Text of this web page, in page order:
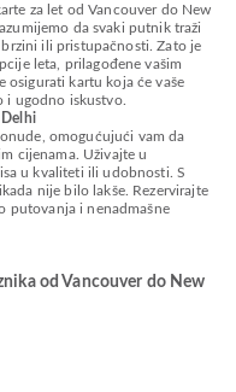
za let od Vancouver do New
da svaki putnik traži
ili pristupačnosti. Zato je
leta, prilagođene vašim
osigurati kartu koja će vaše
ugodno iskustvo.
omogućujući vam da
cijenama. Uživajte u
u kvaliteti ili udobnosti. S
nije bilo lakše. Rezervirajte
putovanja i nenadmašne
od Vancouver do New